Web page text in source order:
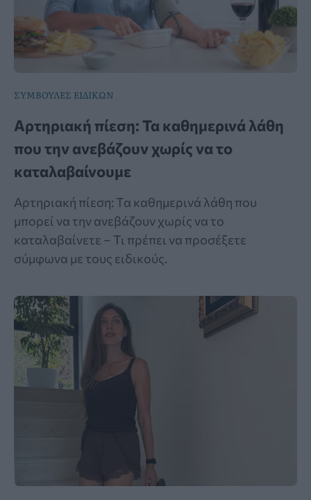
ΣΥΜΒΟΥΛΕΣ ΕΙΔΙΚΩΝ
Αρτηριακή πίεση: Τα καθημερινά λάθη
που την ανεβάζουν χωρίς να το
καταλαβαίνουμε
Αρτηριακή πίεση: Τα καθημερινά λάθη που
μπορεί να την ανεβάζουν χωρίς να το
καταλαβαίνετε – Τι πρέπει να προσέξετε
σύμφωνα με τους ειδικούς.